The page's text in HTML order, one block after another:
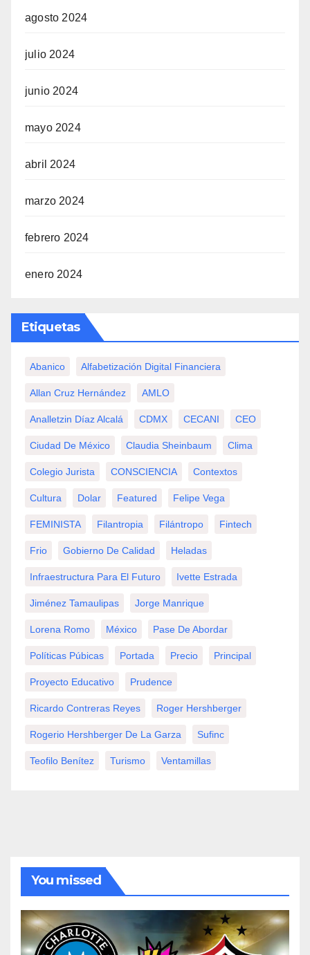
agosto 2024
julio 2024
junio 2024
mayo 2024
abril 2024
marzo 2024
febrero 2024
enero 2024
Etiquetas
Abanico Alfabetización Digital Financiera
Allan Cruz Hernández AMLO
Analletzin Díaz Alcalá CDMX CECANI CEO
Ciudad De México Claudia Sheinbaum Clima
Colegio Jurista CONSCIENCIA Contextos
Cultura Dolar Featured Felipe Vega
FEMINISTA Filantropia Filántropo Fintech
Frio Gobierno De Calidad Heladas
Infraestructura Para El Futuro Ivette Estrada
Jiménez Tamaulipas Jorge Manrique
Lorena Romo México Pase De Abordar
Políticas Púbicas Portada Precio Principal
Proyecto Educativo Prudence
Ricardo Contreras Reyes Roger Hershberger
Rogerio Hershberger De La Garza Sufinc
Teofilo Benítez Turismo Ventamillas
You missed